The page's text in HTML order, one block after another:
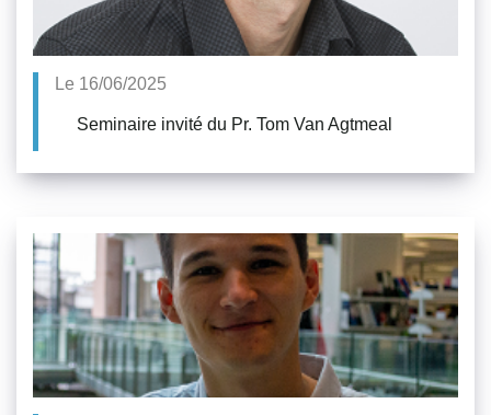
Le 16/06/2025
Seminaire invité du Pr. Tom Van Agtmeal